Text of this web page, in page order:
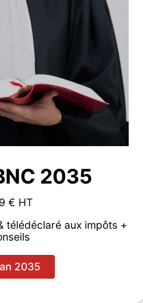
2035
€ HT
télédéclaré aux impôts +
2035